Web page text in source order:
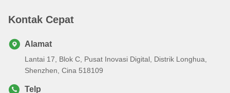
Kontak Cepat
Alamat
Lantai 17, Blok C, Pusat Inovasi Digital, Distrik Longhua,
Shenzhen, Cina 518109
Telp